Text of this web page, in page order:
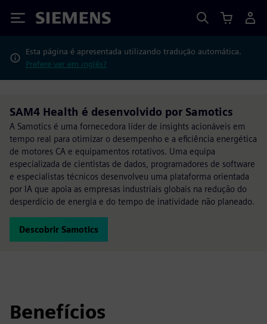
Siemens
Esta página é apresentada utilizando tradução automática.
Prefere ver em inglês?
SAM4 Health é desenvolvido por Samotics
A Samotics é uma fornecedora líder de insights acionáveis em
tempo real para otimizar o desempenho e a eficiência energética
de motores CA e equipamentos rotativos. Uma equipa
especializada de cientistas de dados, programadores de software
e especialistas técnicos desenvolveu uma plataforma orientada
por IA que apoia as empresas industriais globais na redução do
desperdício de energia e do tempo de inatividade não planeado.
Descobrir Samotics
Benefícios